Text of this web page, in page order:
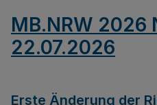
MB.NRW 2026
22.07.2026
Erste Änderung der